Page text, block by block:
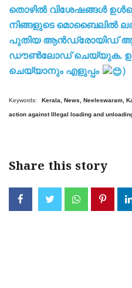
തൊഴിൽ വിശേഷങ്ങൾ
നിങ്ങളുടെ മൊബൈലിൽ
പുതിയ ആൻഡ്രോയിഡ്
ഡൗൺലോഡ് ചെയ്യുക.
ചെയ്യാനും എളുപ്പം
)
Keywords: Kerala, News, Neeleswaram,
action against Illegal loading and
Share this story